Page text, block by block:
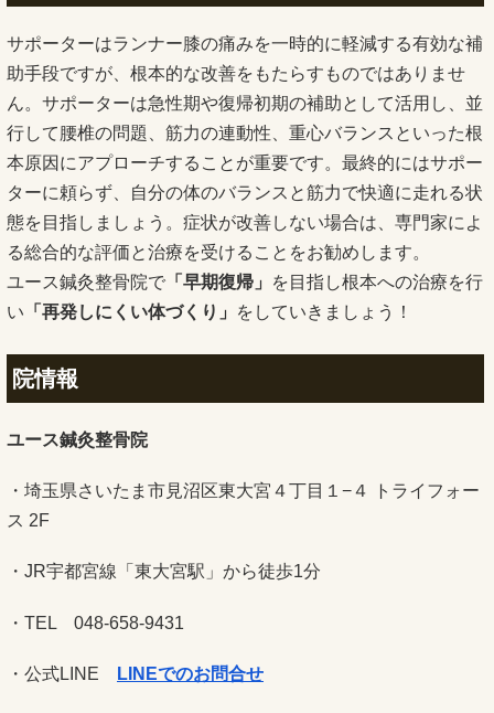
サポーターはランナー膝の痛みを一時的に軽減する有効な補
助手段ですが、根本的な改善をもたらすものではありませ
ん。サポーターは急性期や復帰初期の補助として活用し、並
行して腰椎の問題、筋力の連動性、重心バランスといった根
本原因にアプローチすることが重要です。最終的にはサポー
ターに頼らず、自分の体のバランスと筋力で快適に走れる状
態を目指しましょう。症状が改善しない場合は、専門家によ
る総合的な評価と治療を受けることをお勧めします。
ユース鍼灸整骨院で 「早期復帰」
を目指し根本への治療を行
い 「再発しにくい体づくり」 をしていきましょう！
院情報
ユース鍼灸整骨院
・埼玉県さいたま市見沼区東大宮４丁目１−４ トライフォー
ス 2F
・JR宇都宮線「東大宮駅」から徒歩1分
・TEL 048-658-9431
・公式LINE LINEでのお問合せ